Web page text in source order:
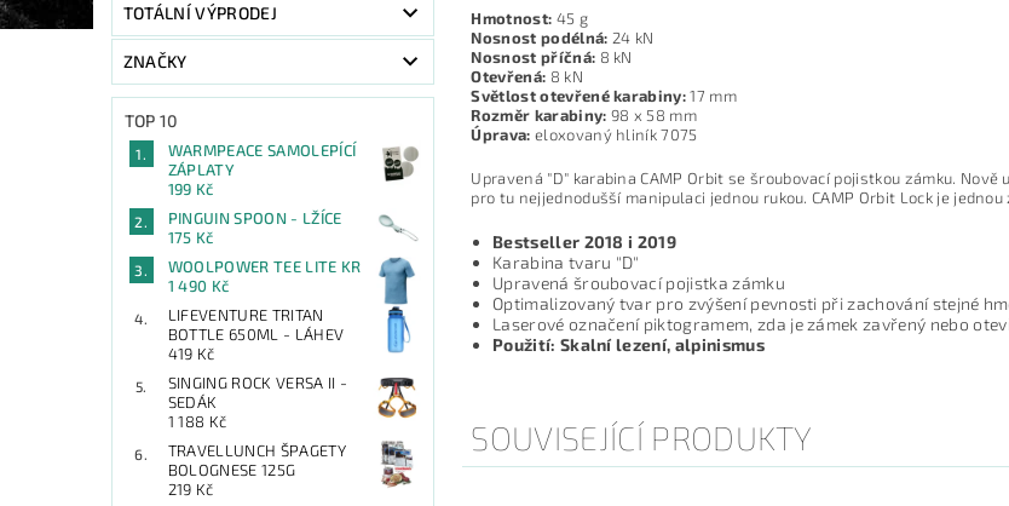
TOTÁLNÍ VÝPRODEJ
ZNAČKY
TOP 10
WARMPEACE SAMOLEPÍCÍ
ZÁPLATY
199 Kč
PINGUIN SPOON - LŽÍCE
175 Kč
WOOLPOWER TEE LITE KR
1 490 Kč
LIFEVENTURE TRITAN
BOTTLE 650ML - LÁHEV
419 Kč
SINGING ROCK VERSA II -
SEDÁK
1 188 Kč
TRAVELLUNCH ŠPAGETY
BOLOGNESE 125G
219 Kč
Hmotnost: 45 g
Nosnost podélná: 24 kN
Nosnost příčná: 8 kN
Otevřená: 8 kN
Světlost otevřené karabiny:17 mm
Rozměr karabiny: 98 x 58 mm
Úprava: eloxovaný hliník 7075
Upravená "D" karabina CAMP Orbit se šroubovací pojistkou zámku.
pro tu nejjednodušší manipulaci jednou rukou. CAMP Orbit Lock je
Bestseller 2018 i 2019
Karabina tvaru "D"
Upravená šroubovací pojistka zámku
Optimalizovaný tvar pro zvýšení pevnosti při zachování stejné
Laserové označení piktogramem, zda je zámek zavřený nebo
Použití: Skalní lezení, alpinismus
SOUVISEJÍCÍ PRODUKTY